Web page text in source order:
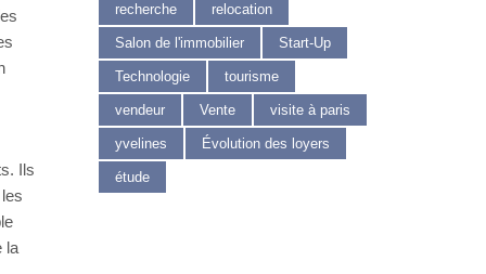
Ils
la
recherche relocation
Salon de l'immobilier Start-Up
Technologie tourisme
vendeur Vente visite à paris
yvelines Évolution des loyers
étude